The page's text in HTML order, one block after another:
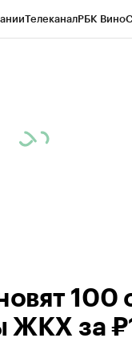
ТелеканалРБК Вино
100
ЖКХ за